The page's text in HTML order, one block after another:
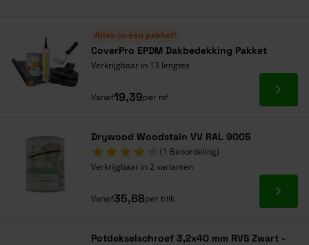
Alles-in-één pakket!
CoverPro EPDM Dakbedekking Pakket
Verkrijgbaar in 13 lengtes
Vanaf19,39per m² Ga
Drywood Woodstain VV RAL 9005
(1 Beoordeling)
Verkrijgbaar in 2 varianten
Vanaf35,68per blik Ga
Potdekselschroef 3,2x40 mm RVS Zwart -